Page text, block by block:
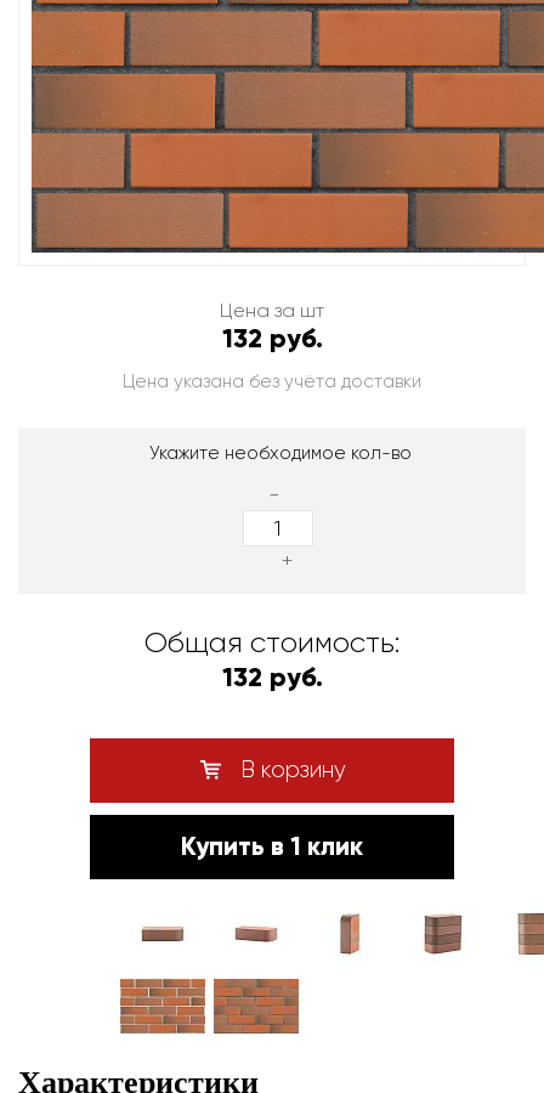
Цена за шт
132 руб.
Цена указана без учёта доставки
Укажите необходимое кол-во
-
+
Общая стоимость:
132 руб.
В корзину
Купить в 1 клик
Характеристики